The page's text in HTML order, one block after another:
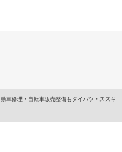
車修理・自転車販売整備もダイハツ・スズキ